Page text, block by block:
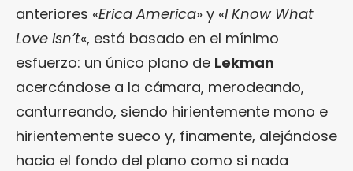
anteriores «Erica America» y «I Know What
Love Isn’t«, está basado en el mínimo
esfuerzo: un único plano de Lekman
acercándose a la cámara, merodeando,
canturreando, siendo hirientemente mono e
hirientemente sueco y, finamente, alejándose
hacia el fondo del plano como si nada